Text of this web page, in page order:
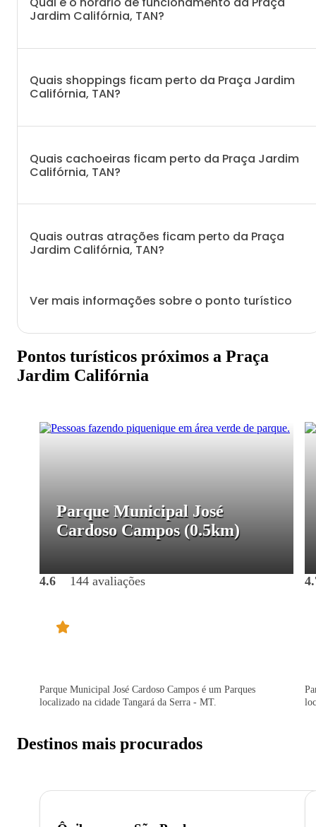
Jardim Califórnia, TAN?
Quais shoppings ficam perto da Praça Jardim
Califórnia, TAN?
Quais cachoeiras ficam perto da Praça Jardim
Califórnia, TAN?
Quais outras atrações ficam perto da Praça
Jardim Califórnia, TAN?
Ver mais informações sobre o ponto turístico
Pontos turísticos próximos a Praça
Jardim Califórnia
Parque Municipal José
Cardoso Campos (0.5km)
4.6 144 avaliações
Parque Municipal José Cardoso Campos é um Parques
localizado na cidade Tangará da Serra - MT.
Destinos mais procurados